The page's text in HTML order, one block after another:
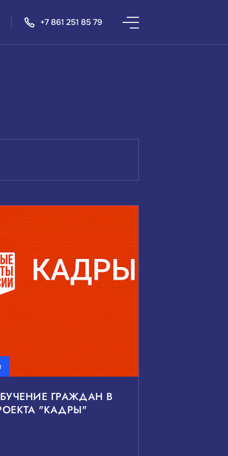
+7 861 251 85 79
Показать
ГРАЖДАН В
"КАДРЫ"